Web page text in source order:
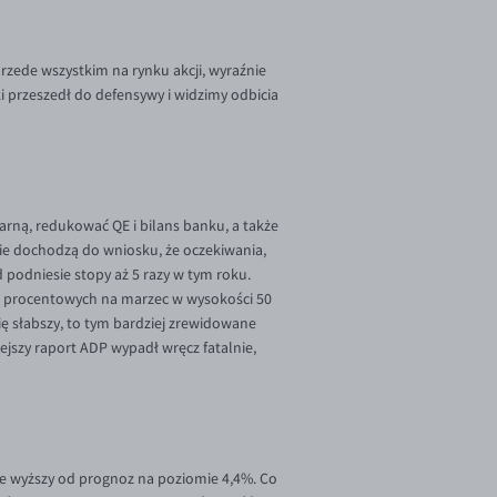
wszystkim na rynku akcji, wyraźnie
do defensywy i widzimy odbicia
redukować QE i bilans banku, a także
dochodzą do wniosku, że oczekiwania,
podniesie stopy aż 5 razy w tym roku.
na marzec w wysokości 50
słabszy, to tym bardziej zrewidowane
raport ADP wypadł wręcz fatalnie,
wyższy od prognoz na poziomie 4,4%. Co